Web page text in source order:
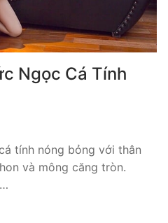
Ngọc Cá Tính
tính nóng bỏng với thân
và mông căng tròn.